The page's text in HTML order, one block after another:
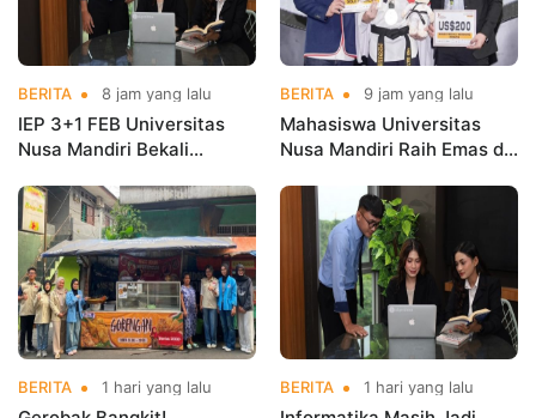
BERITA 8 jam yang lalu
IEP 3+1 FEB Universitas
Nusa Mandiri Bekali
Kerja Sebelum Lulus
BERITA 9 jam yang lalu
Mahasiswa Universitas
Nusa Mandiri Raih Emas di
Indonesia Open
Championships 2026
BERITA 1 hari yang lalu BERITA 1 hari yang lalu